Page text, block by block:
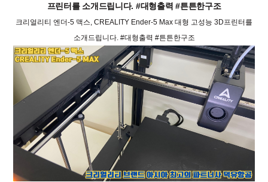
프린터를 소개드립니다. #대형출력 #튼튼한구조
크리얼리티 엔더-5 맥스, CREALITY Ender-5 Max 대형 고성능 3D프린터를
소개드립니다. #대형출력 #튼튼한구조